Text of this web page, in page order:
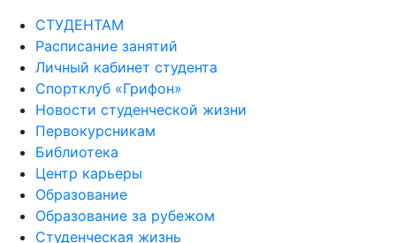
СТУДЕНТАМ
Расписание занятий
Личный кабинет студента
Спортклуб «Грифон»
Новости студенческой жизни
Первокурсникам
Библиотека
Центр карьеры
Образование
Образование за рубежом
Студенческая жизнь